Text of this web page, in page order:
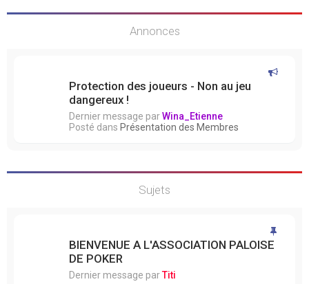
Annonces
Protection des joueurs - Non au jeu
dangereux !
Dernier message parWina_Etienne
Posté dans Présentation des Membres
Sujets
BIENVENUE A L'ASSOCIATION PALOISE
DE POKER
Dernier message parTiti